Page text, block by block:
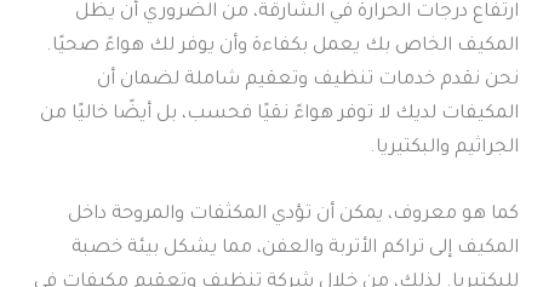
ارتفاع درجات الحرارة في الشارقة، من الضروري أن يظل
المكيف الخاص بك يعمل بكفاءة وأن يوفر لك هواءً صحيًا.
نحن نقدم خدمات تنظيف وتعقيم شاملة لضمان أن
المكيفات لديك لا توفر هواءً نقيًا فحسب، بل أيضًا خاليًا من
الجراثيم والبكتيريا.
كما هو معروف، يمكن أن تؤدي المكثفات والمروحة داخل
المكيف إلى تراكم الأتربة والعفن، مما يشكل بيئة خصبة